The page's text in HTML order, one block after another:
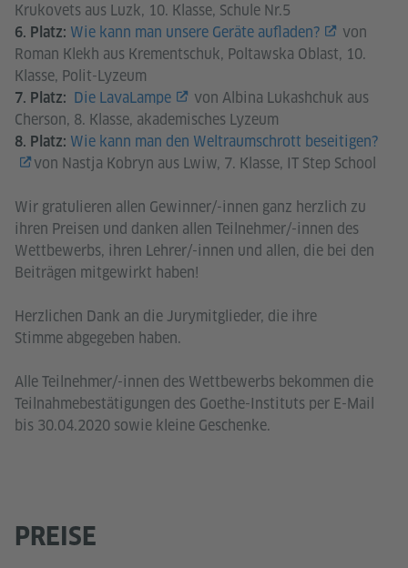
Krukovets aus Luzk, 10. Klasse, Schule Nr.5
6. Platz: Wie kann man unsere Geräte aufladen?
von
Roman Klekh aus Krementschuk, Poltawska Oblast, 10.
Klasse, Polit-Lyzeum
7. Platz: Die LavaLampe
von Albina Lukashchuk aus
Cherson, 8. Klasse, akademisches Lyzeum
8. Platz: Wie kann man den Weltraumschrott beseitigen?
von Nastja Kobryn aus Lwiw, 7. Klasse, IT Step School
Wir gratulieren allen Gewinner/-innen ganz herzlich zu
ihren Preisen und danken allen Teilnehmer/-innen des
Wettbewerbs, ihren Lehrer/-innen und allen, die bei den
Beiträgen mitgewirkt haben!
Herzlichen Dank an die Jurymitglieder, die ihre
Stimme abgegeben haben.
Alle Teilnehmer/-innen des Wettbewerbs bekommen die
Teilnahmebestätigungen des Goethe-Instituts per E-Mail
bis 30.04.2020 sowie kleine Geschenke.
PREISE